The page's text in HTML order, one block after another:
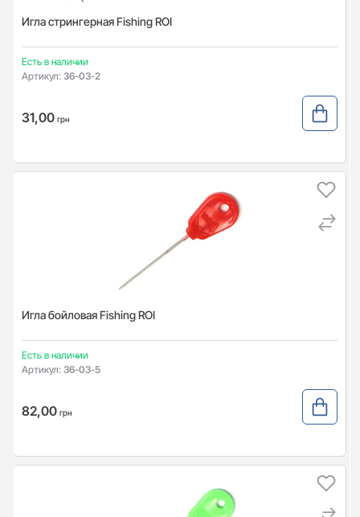
Игла стрингерная Fishing ROI
Есть в наличии
Артикул: 36-03-2
31,00 грн
Игла бойловая Fishing ROI
Есть в наличии
Артикул: 36-03-5
82,00 грн